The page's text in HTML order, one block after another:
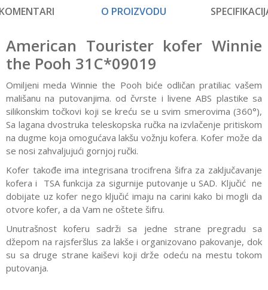
O PROIZVODU
American Tourister kofer Winnie
the Pooh 31C*09019
Omiljeni meda Winnie the Pooh biće odličan pratiliac vašem
mališanu na putovanjima. od čvrste i livene ABS plastike sa
silikonskim točkovi koji se kreću se u svim smerovima (360°),
Sa lagana dvostruka teleskopska ručka na izvlačenje pritiskom
na dugme koja omogućava lakšu vožnju kofera. Kofer može da
se nosi zahvaljujući gornjoj ručki.
Kofer takođe ima integrisana trocifrena šifra za zaključavanje
kofera i TSA funkcija za sigurnije putovanje u SAD. Ključić ne
dobijate uz kofer nego ključić imaju na carini kako bi mogli da
otvore kofer, a da Vam ne oštete šifru.
Unutrašnost koferu sadrži sa jedne strane pregradu sa
džepom na rajsferšlus za lakše i organizovano pakovanje, dok
su sa druge strane kaiševi koji drže odeću na mestu tokom
putovanja.